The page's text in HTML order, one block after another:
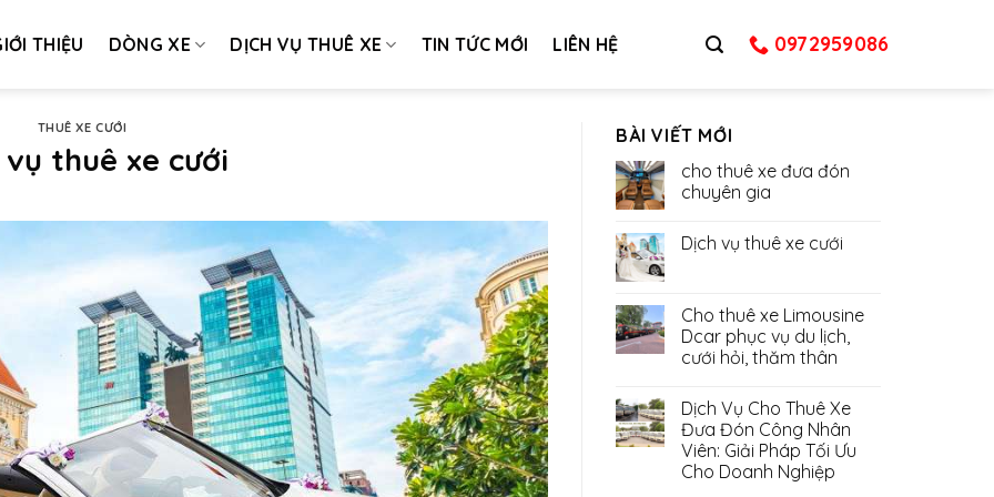
THIỆU DÒNG XE DỊCH VỤ THUÊ XE TIN TỨC MỚI LIÊN HỆ 0972959086
THUÊ XE CƯỚI
vụ thuê xe cưới
BÀI VIẾT MỚI
cho thuê xe đưa đón
chuyên gia
Dịch vụ thuê xe cưới
Cho thuê xe Limousine
Dcar phục vụ du lịch,
cưới hỏi, thăm thân
Dịch Vụ Cho Thuê Xe
Đưa Đón Công Nhân
Viên: Giải Pháp Tối Ưu
Cho Doanh Nghiệp